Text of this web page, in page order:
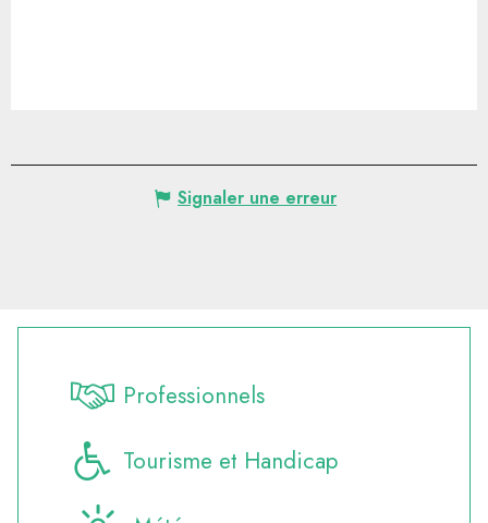
Signaler une erreur
Professionnels
Tourisme et Handicap